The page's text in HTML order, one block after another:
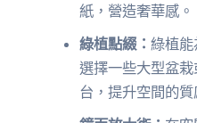
紙，營造奢華感。
綠植點綴：綠植
選擇一些大型盆
台，提升空間的質